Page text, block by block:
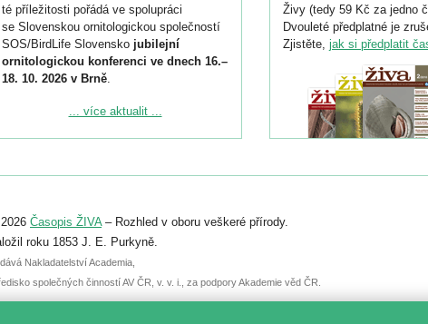
té příležitosti pořádá ve spolupráci
se Slovenskou ornitologickou společností
SOS/BirdLife Slovensko jubilejní
ornitologickou konferenci ve dnech 16.–
18. 10. 2026 v Brně.
Podrobnější informace ke konferenci
Registrovat se můžete do 6. září.
abstraktu přihlášené přednášky nebo
posteru je už 30. června.
... více aktualit ...
Živy (tedy 59 Kč za jedno
Dvouleté předplatné je
Zjistěte, jak si předplatit
Časopis ŽIVA– Rozhled v oboru veškeré přírody.
roku 1853 J. E. Purkyně.
Nakladatelství Academia,
společných činností AV ČR, v. v. i., za podpory Akademie věd ČR.